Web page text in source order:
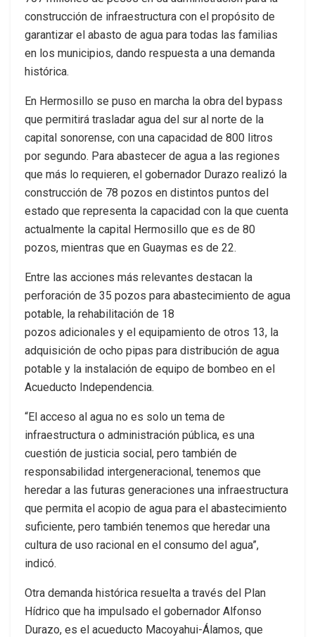
construcción de infraestructura con el propósito de
garantizar el abasto de agua para todas las familias
en los municipios, dando respuesta a una demanda
histórica.
En Hermosillo se puso en marcha la obra del bypass
que permitirá trasladar agua del sur al norte de la
capital sonorense, con una capacidad de 800 litros
por segundo. Para abastecer de agua a las regiones
que más lo requieren, el gobernador Durazo realizó la
construcción de 78 pozos en distintos puntos del
estado que representa la capacidad con la que cuenta
actualmente la capital Hermosillo que es de 80
pozos, mientras que en Guaymas es de 22.
Entre las acciones más relevantes destacan la
perforación de 35 pozos para abastecimiento de agua
potable, la rehabilitación de 18
pozos adicionales y el equipamiento de otros 13, la
adquisición de ocho pipas para distribución de agua
potable y la instalación de equipo de bombeo en el
Acueducto Independencia.
“El acceso al agua no es solo un tema de
infraestructura o administración pública, es una
cuestión de justicia social, pero también de
responsabilidad intergeneracional, tenemos que
heredar a las futuras generaciones una infraestructura
que permita el acopio de agua para el abastecimiento
suficiente, pero también tenemos que heredar una
cultura de uso racional en el consumo del agua”,
indicó.
Otra demanda histórica resuelta a través del Plan
Hídrico que ha impulsado el gobernador Alfonso
Durazo, es el acueducto Macoyahui-Álamos, que